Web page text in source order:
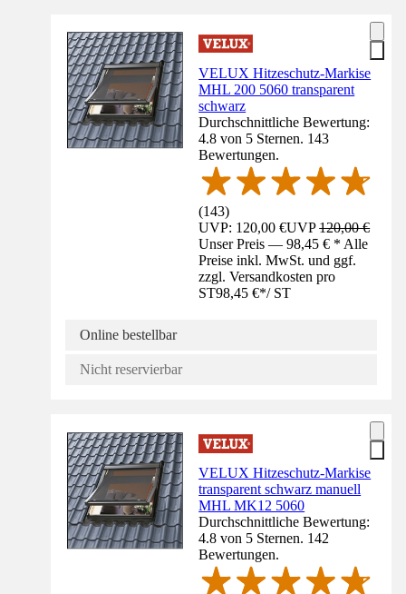
VELUX Hitzeschutz-Markise
MHL 200 5060 transparent
schwarz
Durchschnittliche Bewertung:
4.8 von 5 Sternen. 143
Bewertungen.
(143)
UVP: 120,00 €UVP120,00 €
Unser Preis — 98,45 € * Alle
Preise inkl. MwSt. und ggf.
zzgl. Versandkosten pro
ST98,45 €*/ ST
Online bestellbar
Nicht reservierbar
VELUX Hitzeschutz-Markise
transparent schwarz manuell
MHL MK12 5060
Durchschnittliche Bewertung:
4.8 von 5 Sternen. 142
Bewertungen.